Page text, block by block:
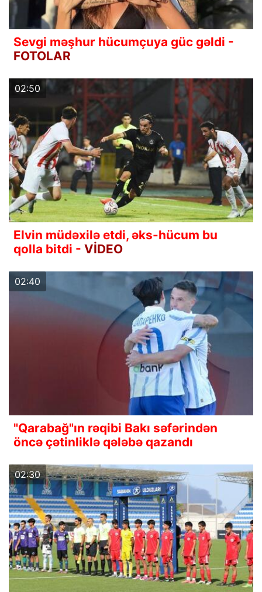
Sevgi məşhur hücumçuya güc gəldi -
FOTOLAR
02:50
Elvin müdəxilə etdi, əks-hücum bu
qolla bitdi - VİDEO
02:40
"Qarabağ"ın rəqibi Bakı səfərindən
öncə çətinliklə qələbə qazandı
02:30